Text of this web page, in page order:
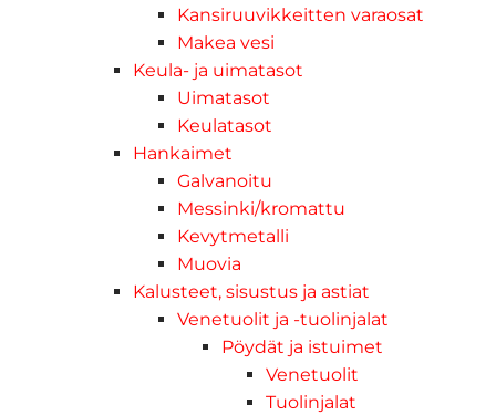
Kansiruuvikkeitten varaosat
Makea vesi
Keula- ja uimatasot
Uimatasot
Keulatasot
Hankaimet
Galvanoitu
Messinki/kromattu
Kevytmetalli
Muovia
Kalusteet, sisustus ja astiat
Venetuolit ja -tuolinjalat
Pöydät ja istuimet
Venetuolit
Tuolinjalat